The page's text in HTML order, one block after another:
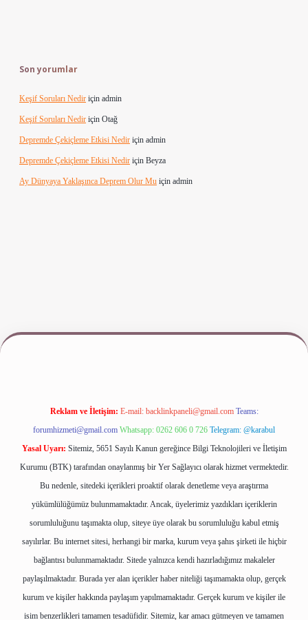
Son yorumlar
Keşif Soruları Nedir için admin
Keşif Soruları Nedir için Otağ
Depremde Çekiçleme Etkisi Nedir için admin
Depremde Çekiçleme Etkisi Nedir için Beyza
Ay Dünyaya Yaklaşınca Deprem Olur Mu için admin
Reklam ve İletişim: E-mail: backlinkpaneli@gmail.com Teams:
forumhizmeti@gmail.com Whatsapp: 0262 606 0 726 Telegram: @karabul
Yasal Uyarı: Sitemiz, 5651 Sayılı Kanun gereğince Bilgi Teknolojileri ve İletişim
Kurumu (BTK) tarafından onaylanmış bir Yer Sağlayıcı olarak hizmet vermektedir.
Bu nedenle, sitedeki içerikleri proaktif olarak denetleme veya araştırma
yükümlülüğümüz bulunmamaktadır. Ancak, üyelerimiz yazdıkları içeriklerin
sorumluluğunu taşımakta olup, siteye üye olarak bu sorumluluğu kabul etmiş
sayılırlar. Bu internet sitesi, herhangi bir marka, kurum veya şahıs şirketi ile hiçbir
bağlantısı bulunmamaktadır. Sitede yalnızca kendi hazırladığımız makaleler
paylaşılmaktadır. Burada yer alan içerikler haber niteliği taşımamakta olup, gerçek
kurum ve kişiler hakkında paylaşım yapılmamaktadır. Gerçek kurum ve kişiler ile
isim benzerlikleri tamamen tesadüfidir. Sitemiz, kar amacı gütmeyen ve tamamen